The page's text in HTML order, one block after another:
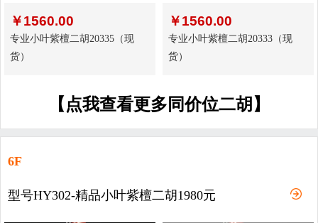
￥1560.00
专业小叶紫檀二胡20335（现
货）
￥1560.00
专业小叶紫檀二胡20333（现
货）
【点我查看更多同价位二胡】
6F
型号HY302-精品小叶紫檀二胡1980元